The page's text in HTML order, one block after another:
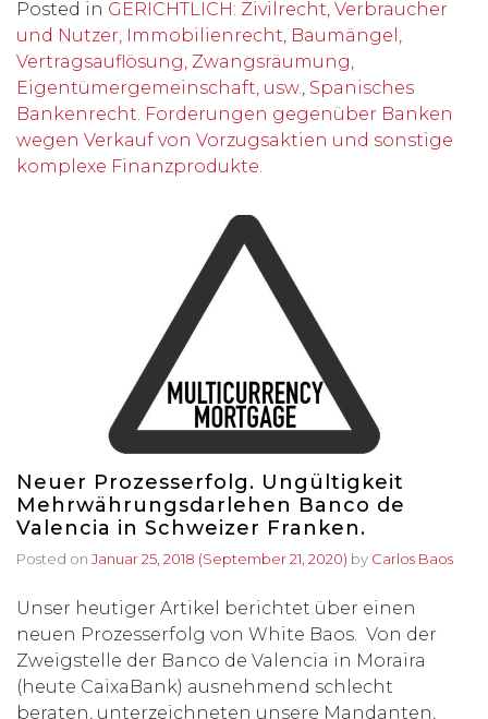
Posted in GERICHTLICH: Zivilrecht, Verbraucher
und Nutzer, Immobilienrecht, Baumängel,
Vertragsauflösung, Zwangsräumung,
Eigentümergemeinschaft, usw. Spanisches
Bankenrecht. Forderungen gegenüber Banken
wegen Verkauf von Vorzugsaktien und sonstige
komplexe Finanzprodukte.
Neuer Prozesserfolg. Ungültigkeit
Mehrwährungsdarlehen Banco de
Valencia in Schweizer Franken.
Posted on Januar 25, 2018 (September 21, 2020) by Carlos Baos
Unser heutiger Artikel berichtet über einen
neuen Prozesserfolg von White Baos. Von der
Zweigstelle der Banco de Valencia in Moraira
(heute CaixaBank) ausnehmend schlecht
beraten, unterzeichneten unsere Mandanten,